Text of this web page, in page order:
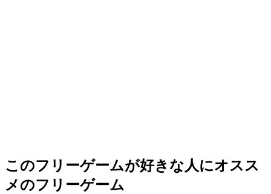
このフリーゲームが好きな人にオスス
メのフリーゲーム